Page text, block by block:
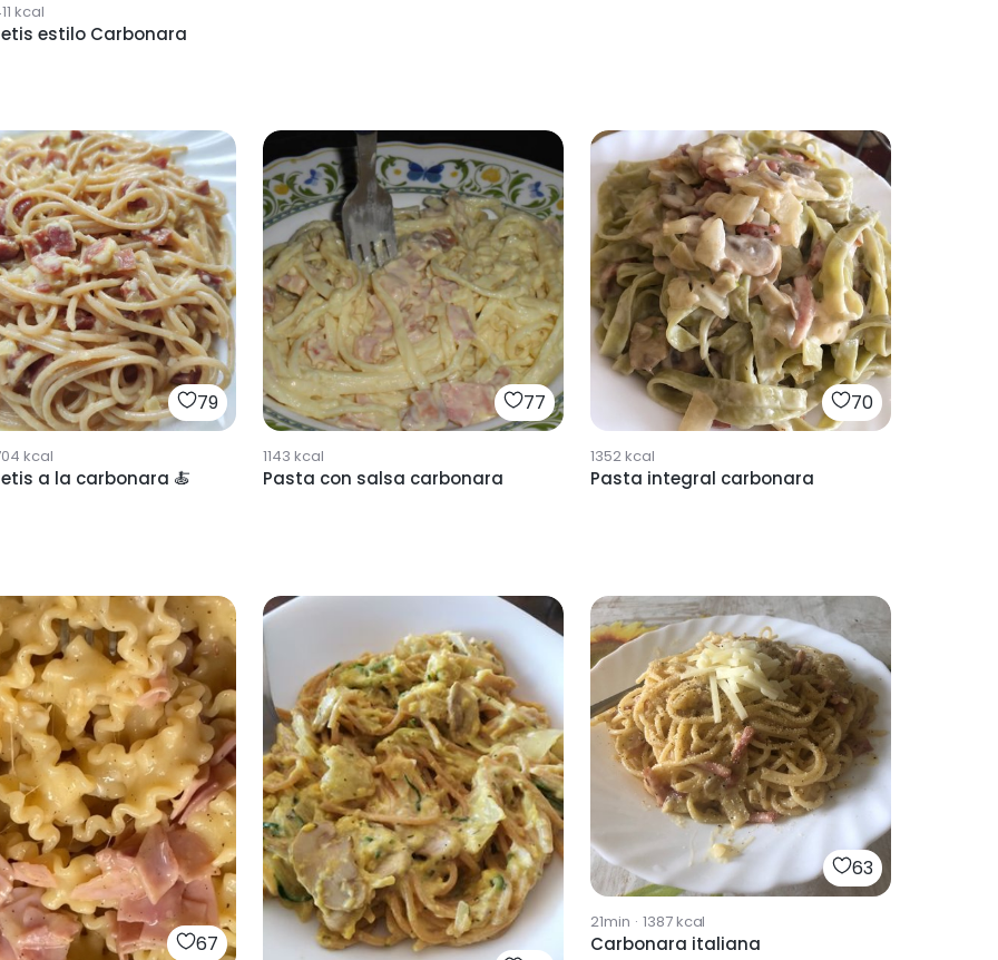
kcal
estilo Carbonara
79
kcal
a la carbonara 🍝
77
1143 kcal
Pasta con salsa carbonara
70
1352kcal
Pasta integral carbonara
67
63
21min · 1387kcal
Carbonara italiana